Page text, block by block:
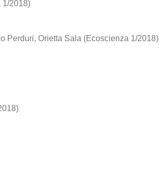
1/2018)
Perduri, Orietta Sala (Ecoscienza 1/2018)